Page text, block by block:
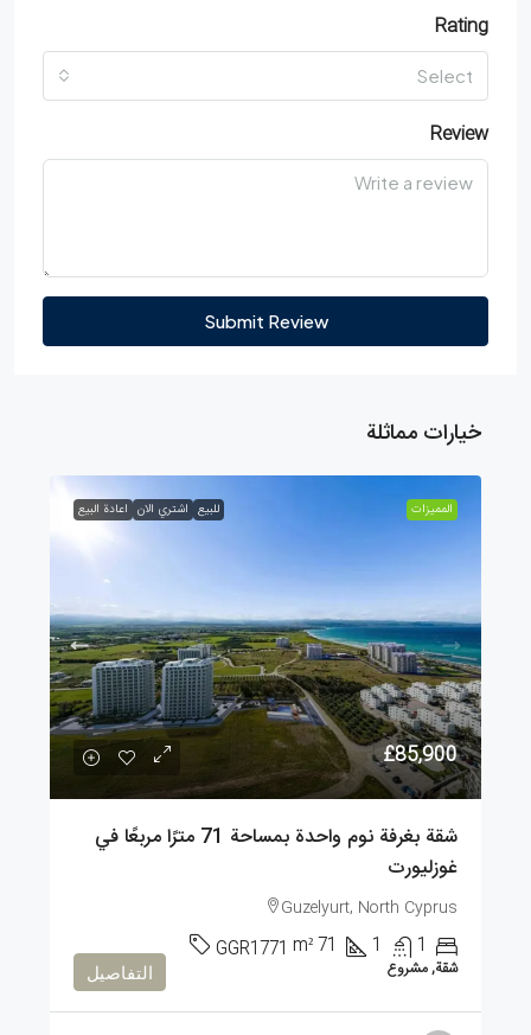
Rating
Select
Review
Submit Review
خيارات مماثلة
الممیزات للبيع اشتري الان اعادة البيع
£85,900
شقة بغرفة نوم واحدة بمساحة 71 مترًا مربعًا في
غوزليورت
Guzelyurt, North Cyprus
1
1
71
m²
GGR1771
شقة, مشروع التفاصيل